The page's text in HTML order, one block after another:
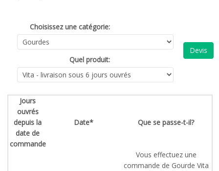
Choisissez une catégorie:
Quel produit:
Devis
Jours
ouvrés
depuis la
date de
commande
Date* Que se passe-t-il?
Vous effectuez une
commande de Gourde Vita